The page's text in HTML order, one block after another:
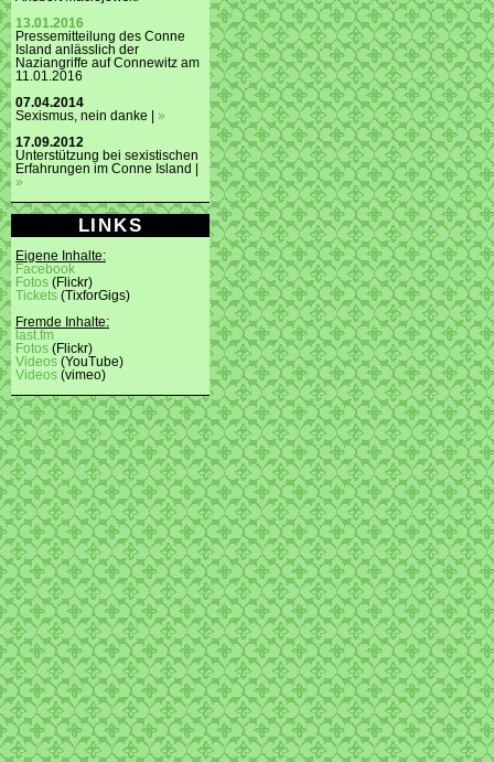
13.01.2016
Pressemitteilung des Conne
Island anlässlich der
Naziangriffe auf Connewitz am
11.01.2016
07.04.2014
Sexismus, nein danke | »
17.09.2012
Unterstützung bei sexistischen
Erfahrungen im Conne Island |
»
LINKS
Eigene Inhalte:
Facebook
Fotos (Flickr)
Tickets (TixforGigs)
Fremde Inhalte:
last.fm
Fotos (Flickr)
Videos (YouTube)
Videos (vimeo)